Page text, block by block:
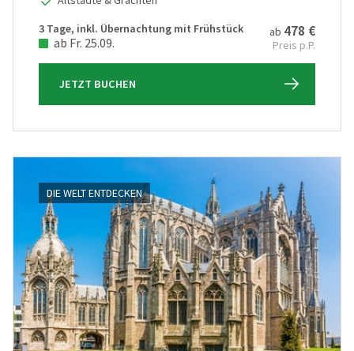
Hochseekreuzfahrt(0)
Osterreisen(0)
Schiffsreisen(1)
Silvesterreisen(0)
Städte, Kultur & Events(2)
Tagesfahrten(1)
Vorteilsreisen(0)
Wanderreise(0)
Weihnachts- & Festtagsreisen(0)
3 Tage, inkl. Übernachtung mit Frühstück
ab Fr. 25.09.
ab 478 €
Preis p.P.
JETZT BUCHEN
DIE WELT ENTDECKEN